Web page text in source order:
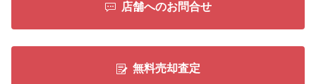
店舗へのお問合せ
無料売却査定